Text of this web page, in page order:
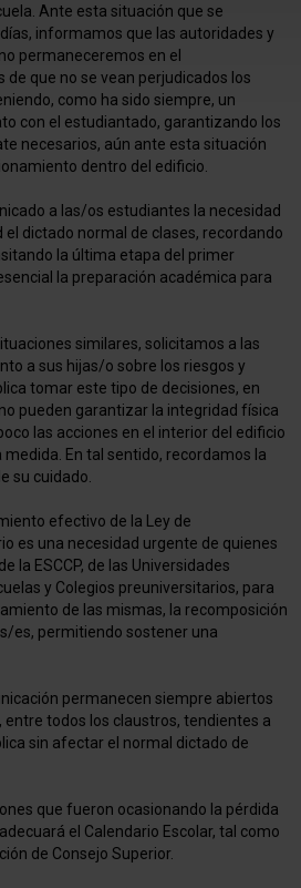
Ante esta situación que se
informamos que las autoridades y
permaneceremos en el
que no se vean perjudicados los
como ha sido siempre, un
con el estudiantado, garantizando los
necesarios, aún ante esta situación
dentro del edificio.
a las/os estudiantes la necesidad
el dictado normal de clases, recordando
la última etapa del primer
la preparación académica para
similares, solicitamos a las
a sus hijas/o sobre los riesgos y
tomar este tipo de decisiones, en
pueden garantizar la integridad física
las acciones en el interior del edificio
En tal sentido, recordamos la
su cuidado.
efectivo de la Ley de
es una necesidad urgente de quienes
la ESCCP, de las Universidades
y Colegios preuniversitarios, para
de las mismas, la recomposición
es, permitiendo sostener una
permanecen siempre abiertos
entre todos los claustros, tendientes a
sin afectar el normal dictado de
que fueron ocasionando la pérdida
el Calendario Escolar, tal como
de Consejo Superior.